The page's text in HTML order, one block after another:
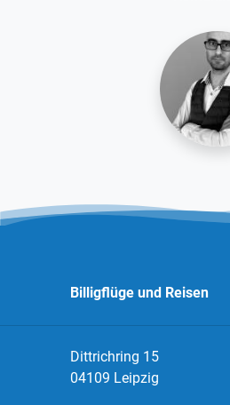
Billigflüge und Reisen
Dittrichring 15
04109 Leipzig